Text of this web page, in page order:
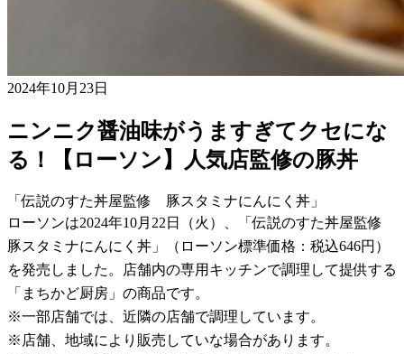
2024年10月23日
ニンニク醤油味がうますぎてクセにな
る！【ローソン】人気店監修の豚丼
「伝説のすた丼屋監修 豚スタミナにんにく丼」
ローソンは2024年10月22日（火）、「伝説のすた丼屋監修
豚スタミナにんにく丼」（ローソン標準価格：税込646円）
を発売しました。店舗内の専用キッチンで調理して提供する
「まちかど厨房」の商品です。
※一部店舗では、近隣の店舗で調理しています。
※店舗、地域により販売していな場合があります。